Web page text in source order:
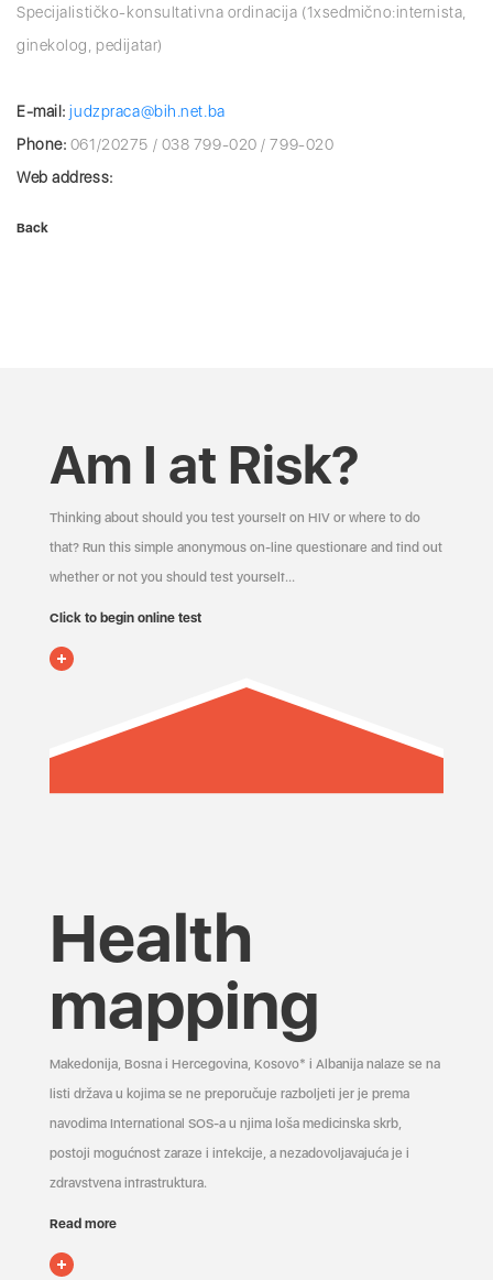
Specijalističko-konsultativna ordinacija (1xsedmično:internista,
ginekolog, pedijatar)
E-mail: judzpraca@bih.net.ba
Phone: 061/20275 / 038 799-020 / 799-020
Web address:
Back
Am I at Risk?
Thinking about should you test yourself on HIV or where to do
that? Run this simple anonymous on-line questionare and find out
whether or not you should test yourself…
Click to begin online test
Health
mapping
Makedonija, Bosna i Hercegovina, Kosovo* i Albanija nalaze se na
listi država u kojima se ne preporučuje razboljeti jer je prema
navodima International SOS-a u njima loša medicinska skrb,
postoji mogućnost zaraze i infekcije, a nezadovoljavajuća je i
zdravstvena infrastruktura.
Read more